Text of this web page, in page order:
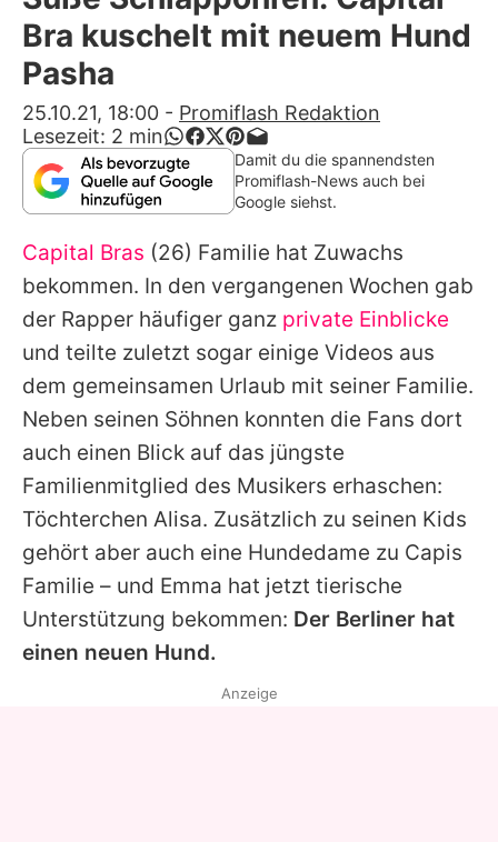
Alle Themen auf Promiflash
App runterladen
Team
Redaktionelle Richtlinien
Impressum
Datenschutzerklärung
Nutzungsbedingungen
Utiq verwalten
Bra kuschelt mit neuem Hund
Pasha
25.10.21, 18:00 - Promiflash Redaktion
Lesezeit: 2 min
Damit du die spannendsten
Promiflash-News auch bei
Google siehst.
Capital Bras (26) Familie hat Zuwachs
bekommen. In den vergangenen Wochen gab
der Rapper häufiger ganz private Einblicke
und teilte zuletzt sogar einige Videos aus
dem gemeinsamen Urlaub mit seiner Familie.
Neben seinen Söhnen konnten die Fans dort
auch einen Blick auf das jüngste
Familienmitglied des Musikers erhaschen:
Töchterchen Alisa. Zusätzlich zu seinen Kids
gehört aber auch eine Hundedame zu Capis
Familie – und Emma hat jetzt tierische
Unterstützung bekommen: Der Berliner hat
einen neuen Hund.
Anzeige